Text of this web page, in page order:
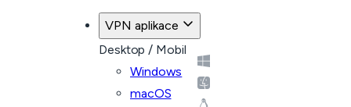
VPN aplikace
Desktop / Mobil
Windows
macOS